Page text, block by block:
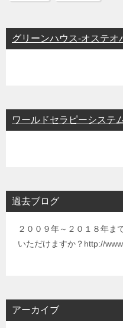
グリーンハウス-オステオ
ワールドセラピーシステ
過去ブログ
２００９年～２０１８年ま
いただけますか？http://
アーカイブ